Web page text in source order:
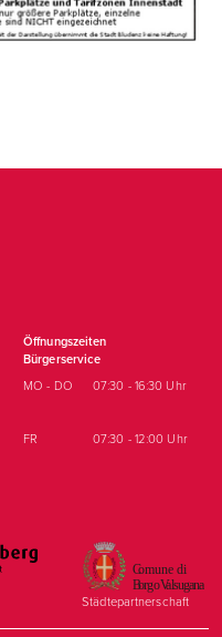
Öffnungszeiten
Bürgerservice
MO - DO
07:30 - 16:30 Uhr
FR 07:30 - 12:00 Uhr
Städtepartnerschaft